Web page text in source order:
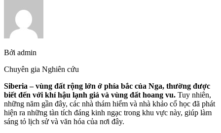
Bởi admin
Chuyên gia Nghiên cứu
Siberia – vùng đất rộng lớn ở phía bắc của Nga, thường được
biết đến với khí hậu lạnh giá và vùng đất hoang vu. Tuy nhiên,
những năm gần đây, các nhà thám hiểm và nhà khảo cổ học đã phát
hiện ra những tàn tích đáng kinh ngạc trong khu vực này, giúp làm
sáng tỏ lịch sử và văn hóa của nơi đây.